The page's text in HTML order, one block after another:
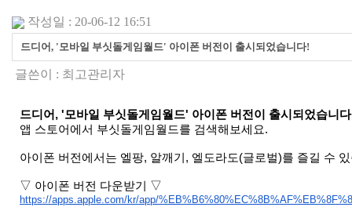
작성일 : 20-06-12 16:51
드디어, '모바일 부싯돌게임월드' 아이폰 버전이 출시되었습니다!
글쓴이 : 최고관리자
드디어, '모바일 부싯돌게임월드' 아이폰 버전이 출시되었습니
앱 스토어에서 부싯돌게임월드를 검색해보세요.
아이폰 버전에서는 엘팡, 알깨기, 엘도라도(글로벌)를 즐길 수
▽ 아이폰 버전 다운받기 ▽
https://apps.apple.com/kr/app/